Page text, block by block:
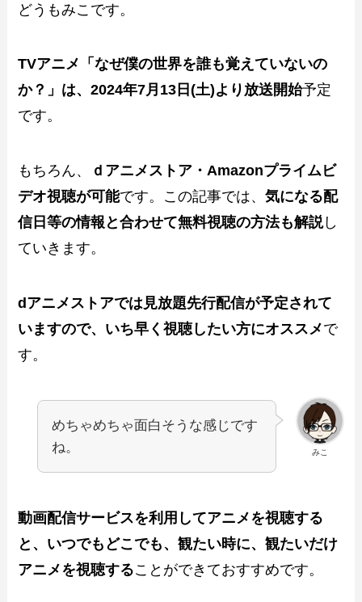
どうもみこです。
TVアニメ「なぜ僕の世界を誰も覚えていないの
か？」は、2024年7月13日(土)より放送開始予定
です。
もちろん、
ｄアニメストア・Amazonプライムビ
デオ視聴が可能です。この記事では、気になる配
信日等の情報と合わせて無料視聴の方法も解説し
ていきます。
dアニメストアでは見放題先行配信が予定されて
いますので、いち早く視聴したい方にオススメで
す。
みこ
めちゃめちゃ面白そうな感じです
ね。
動画配信サービスを利用してアニメを視聴する
と、いつでもどこでも、観たい時に、観たいだけ
アニメを視聴することができておすすめです。